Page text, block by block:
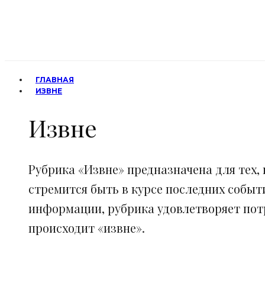
ГЛАВНАЯ
ИЗВНЕ
Извне
Рубрика «Извне» предназначена для
стремится быть в курсе последних
информации, рубрика удовлетворяет
происходит «извне».